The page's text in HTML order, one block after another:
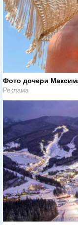
Фото дочери
Реклама